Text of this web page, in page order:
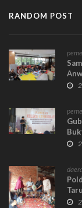
RANDOM POST